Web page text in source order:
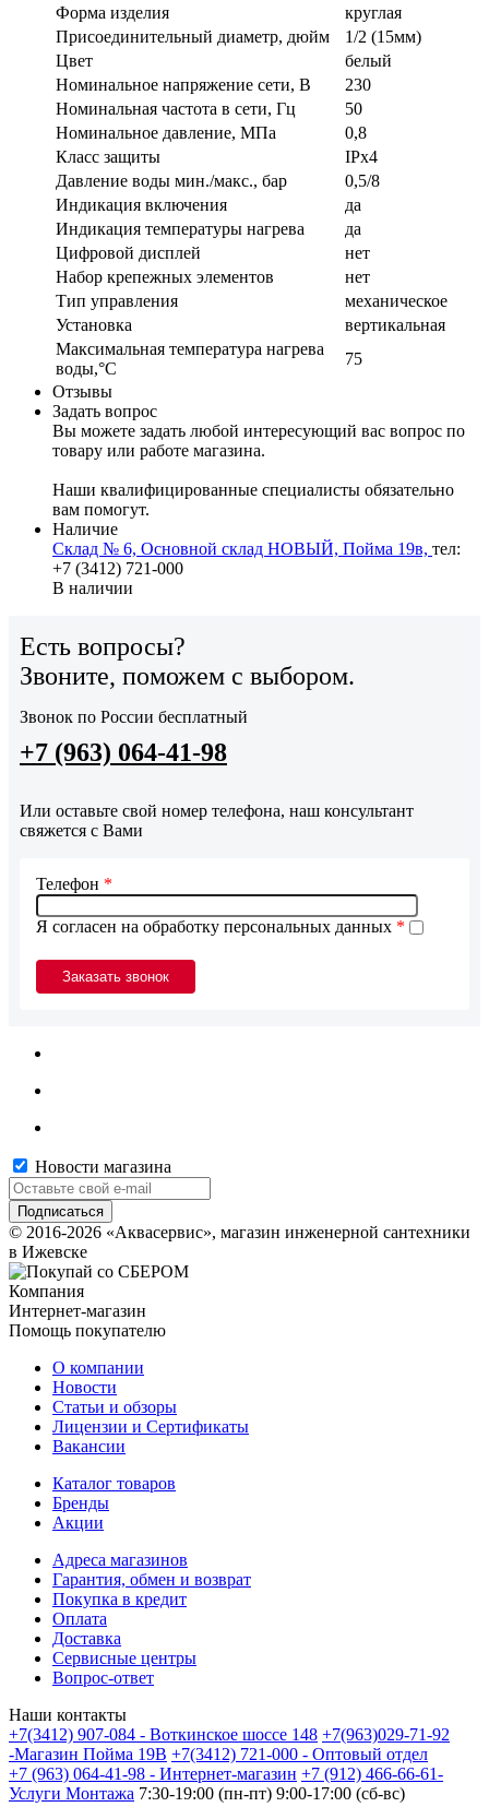
Форма изделия
круглая
Присоединительный диаметр, дюйм
1/2 (15мм)
Цвет
белый
Номинальное напряжение сети, В
230
Номинальная частота в сети, Гц
50
Номинальное давление, МПа
0,8
Класс защиты
IPx4
Давление воды мин./макс., бар
0,5/8
Индикация включения
да
Индикация температуры нагрева
да
Цифровой дисплей
нет
Набор крепежных элементов
нет
Тип управления
механическое
Установка
вертикальная
Максимальная температура нагрева
воды,°С
75
Отзывы
Задать вопрос
Вы можете задать любой интересующий вас вопрос по
товару или работе магазина.
Наши квалифицированные специалисты обязательно
вам помогут.
Наличие
Склад № 6, Основной склад НОВЫЙ, Пойма 19в, тел:
+7 (3412) 721-000
В наличии
Есть вопросы?
Звоните, поможем с выбором.
Звонок по России бесплатный
+7 (963) 064-41-98
Или оставьте свой номер телефона, наш консультант
свяжется с Вами
Я согласен на обработку персональных данных *
Телефон *
Новости магазина
© 2016-2026 «Аквасервис», магазин инженерной сантехники
в Ижевске
Компания
Интернет-магазин
Помощь покупателю
О компании
Новости
Статьи и обзоры
Лицензии и Сертификаты
Вакансии
Каталог товаров
Бренды
Акции
Адреса магазинов
Гарантия, обмен и возврат
Покупка в кредит
Оплата
Доставка
Сервисные центры
Вопрос-ответ
Наши контакты
+7(3412) 907-084 - Воткинское шоссе 148 +7(963)029-71-92
-Магазин Пойма 19В +7(3412) 721-000 - Оптовый отдел
+7 (963) 064-41-98 - Интернет-магазин +7 (912) 466-66-61-
Услуги Монтажа 7:30-19:00 (пн-пт) 9:00-17:00 (сб-вс)